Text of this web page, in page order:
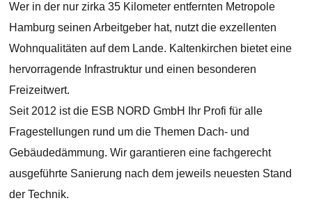
Wer in der nur zirka 35 Kilometer entfernten Metropole
Hamburg seinen Arbeitgeber hat, nutzt die exzellenten
Wohnqualitäten auf dem Lande. Kaltenkirchen bietet eine
hervorragende Infrastruktur und einen besonderen
Freizeitwert.
Seit 2012 ist die ESB NORD GmbH Ihr Profi für alle
Fragestellungen rund um die Themen Dach- und
Gebäudedämmung. Wir garantieren eine fachgerecht
ausgeführte Sanierung nach dem jeweils neuesten Stand
der Technik.